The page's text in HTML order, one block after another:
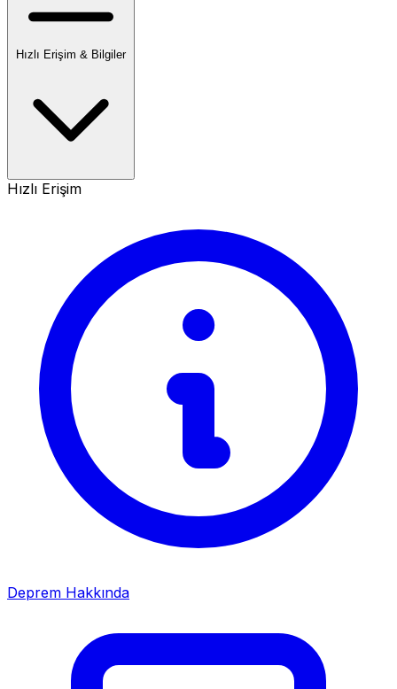
Hızlı Erişim & Bilgiler
Hızlı Erişim
Deprem Hakkında